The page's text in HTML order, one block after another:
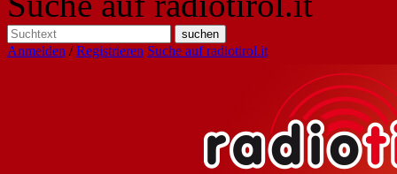
Anmelden /Registrieren Suche auf radiotirol.it